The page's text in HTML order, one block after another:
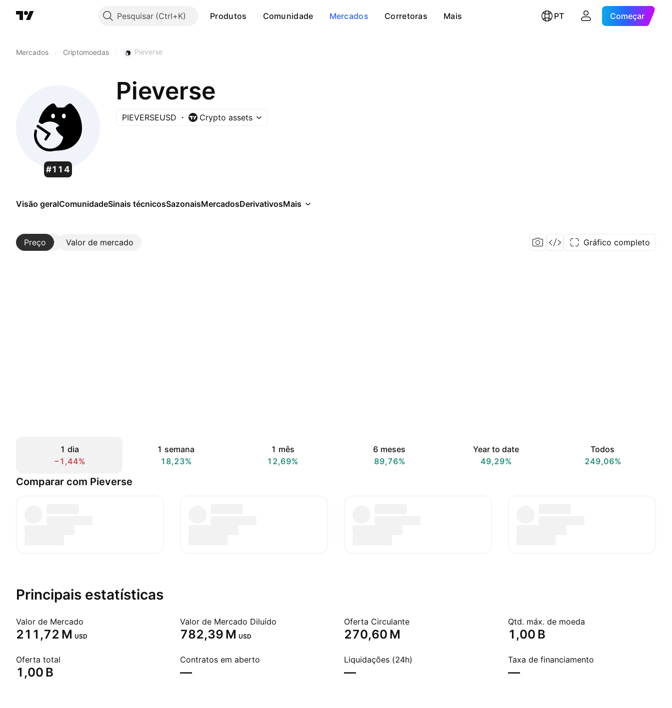
Pesquisar Produtos Comunidade Mercados Corretoras Mais PT Começar
Mercados Criptomoedas Pieverse
#114
Pieverse
PIEVERSEUSD Crypto assets
Visão geralComunidadeSinais técnicosSazonaisMercadosDerivativosMais
Preço Valor de mercado
Mais Gráfico completo
1 dia
−1,44%
1 semana
18,23%
1 mês
12,69%
6 meses
89,76%
Year to date
49,29%
Todos
249,06%
Comparar com Pieverse
Principais estatísticas
Valor de Mercado
‪211,72 M‬ USD
Valor de Mercado Diluído
‪782,39 M‬ USD
Oferta Circulante
‪270,60 M‬
Qtd. máx. de moeda
‪1,00 B‬
Oferta total
‪1,00 B‬
Contratos em aberto
—
Liquidações (24h)
—
Taxa de financiamento
—